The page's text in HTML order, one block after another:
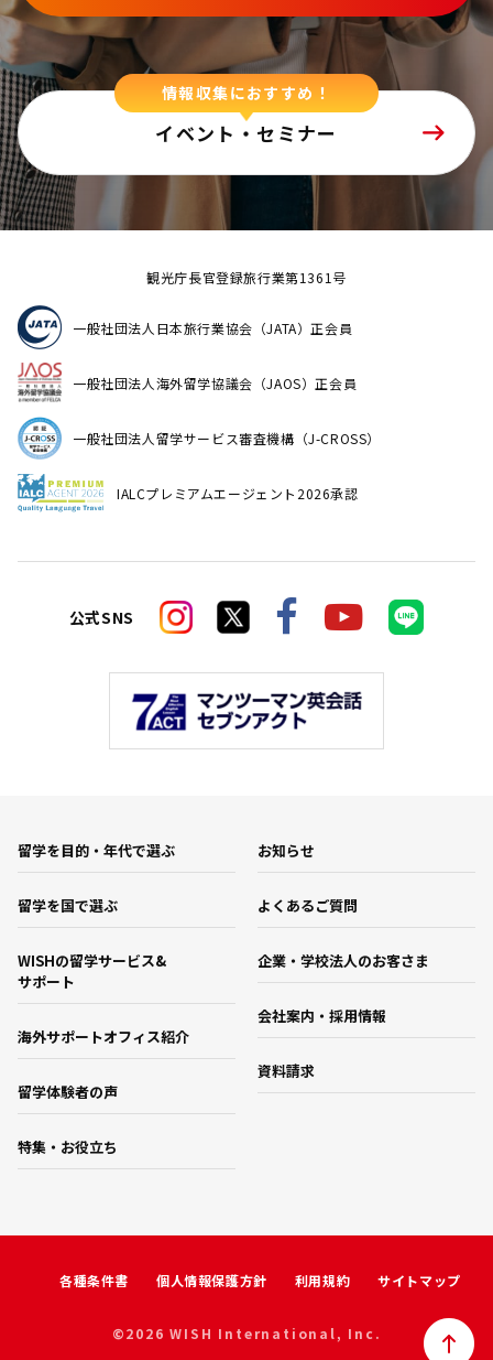
情報収集におすすめ！
イベント・セミナー
観光庁長官登録旅行業第1361号
一般社団法人日本旅行業協会（JATA）正会員
一般社団法人海外留学協議会（JAOS）正会員
一般社団法人留学サービス審査機構（J-CROSS）
IALCプレミアムエージェント2026承認
公式SNS
留学を目的・年代で選ぶ
留学を国で選ぶ
WISHの留学サービス&
サポート
海外サポートオフィス紹介
留学体験者の声
特集・お役立ち
お知らせ
よくあるご質問
企業・学校法人のお客さま
会社案内・採用情報
資料請求
各種条件書 個人情報保護方針 利用規約 サイトマップ
©2026 WISH International, Inc.